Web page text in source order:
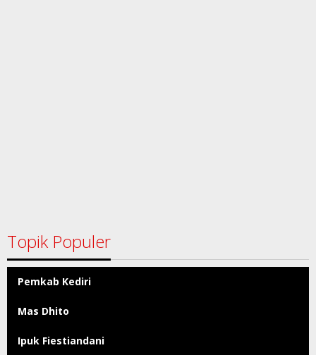
Topik Populer
Pemkab Kediri
Mas Dhito
Ipuk Fiestiandani